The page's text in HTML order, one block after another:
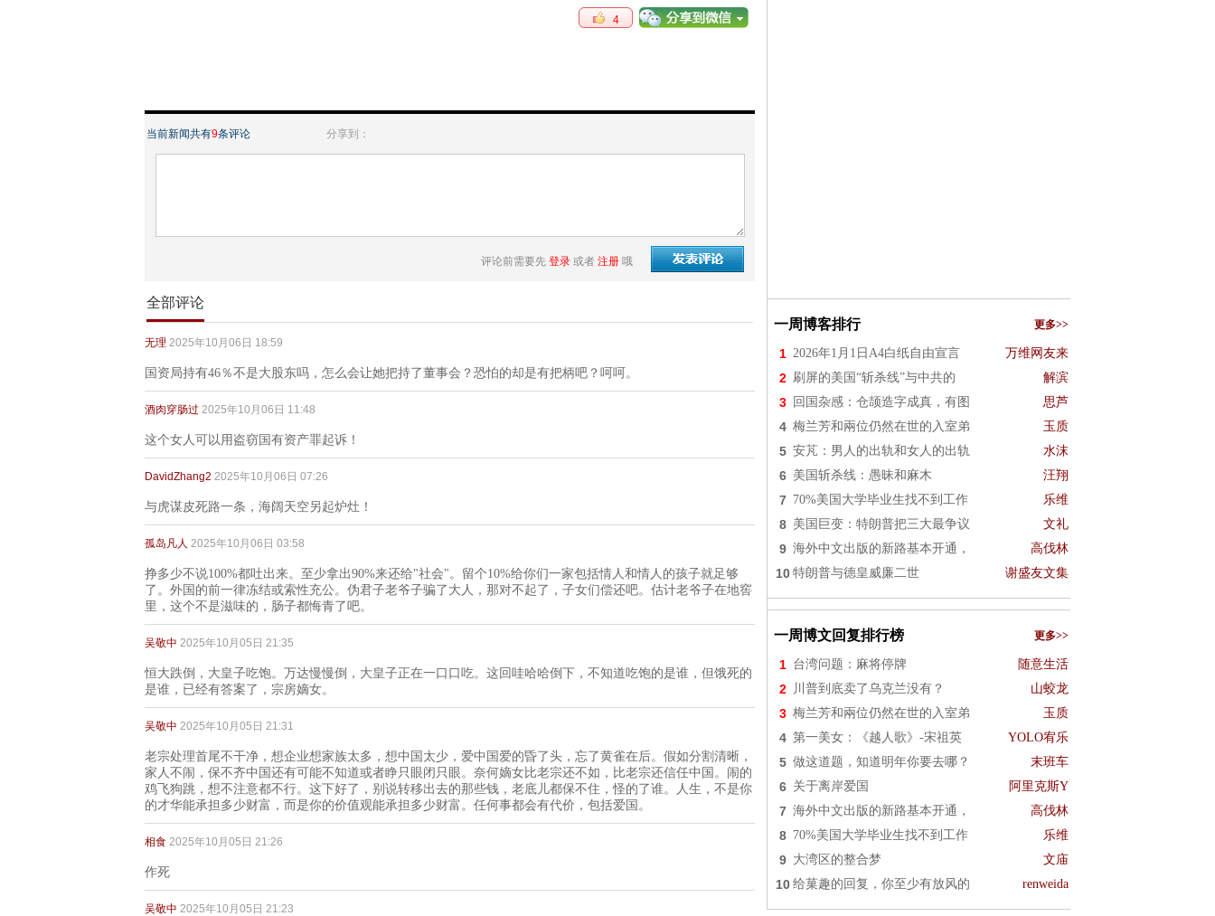
4
当前新闻共有9条评论 分享到：
评论前需要先 登录 或者 注册 哦
全部评论
无理 2025年10月06日 18:59
国资局持有46％不是大股东吗，怎么会让她把持了董事会？恐怕的却是有把柄吧？呵呵。
酒肉穿肠过 2025年10月06日 11:48
这个女人可以用盗窃国有资产罪起诉！
DavidZhang2 2025年10月06日 07:26
与虎谋皮死路一条，海阔天空另起炉灶！
孤岛凡人 2025年10月06日 03:58
挣多少不说100%都吐出来。至少拿出90%来还给"社会"。留个10%给你们一家包括情人和情人的孩子就足够
了。外国的前一律冻结或索性充公。伪君子老爷子骗了大人，那对不起了，子女们偿还吧。估计老爷子在地窖
里，这个不是滋味的，肠子都悔青了吧。
吴敬中 2025年10月05日 21:35
恒大跌倒，大皇子吃饱。万达慢慢倒，大皇子正在一口口吃。这回哇哈哈倒下，不知道吃饱的是谁，但饿死的
是谁，已经有答案了，宗房嫡女。
吴敬中 2025年10月05日 21:31
老宗处理首尾不干净，想企业想家族太多，想中国太少，爱中国爱的昏了头，忘了黄雀在后。假如分割清晰，
家人不闹，保不齐中国还有可能不知道或者睁只眼闭只眼。奈何嫡女比老宗还不如，比老宗还信任中国。闹的
鸡飞狗跳，想不注意都不行。这下好了，别说转移出去的那些钱，老底儿都保不住，怪的了谁。人生，不是你
的才华能承担多少财富，而是你的价值观能承担多少财富。任何事都会有代价，包括爱国。
相食 2025年10月05日 21:26
作死
吴敬中 2025年10月05日 21:23
一周博客排行 更多>>
1 2026年1月1日A4白纸自由宣言 万维网友来
2 刷屏的美国“斩杀线”与中共的 解滨
3 回国杂感：仓颉造字成真，有图 思芦
4 梅兰芳和兩位仍然在世的入室弟 玉质
5 安芃：男人的出轨和女人的出轨 水沫
6 美国斩杀线：愚昧和麻木 汪翔
7 70%美国大学毕业生找不到工作 乐维
8 美国巨变：特朗普把三大最争议 文礼
9 海外中文出版的新路基本开通， 高伐林
10 特朗普与德皇威廉二世 谢盛友文集
一周博文回复排行榜 更多>>
1 台湾问题：麻将停牌 随意生活
2 川普到底卖了乌克兰没有？ 山蛟龙
3 梅兰芳和兩位仍然在世的入室弟 玉质
4 第一美女：《越人歌》-宋祖英 YOLO宥乐
5 做这道题，知道明年你要去哪？ 末班车
6 关于离岸爱国 阿里克斯Y
7 海外中文出版的新路基本开通， 高伐林
8 70%美国大学毕业生找不到工作 乐维
9 大湾区的整合梦 文庙
10 给菓趣的回复，你至少有放风的 renweida